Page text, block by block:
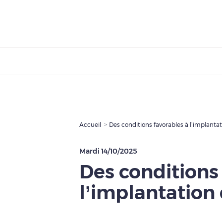
Accueil Des conditions favorables à
Mardi 14/10/2025
Des
l’implantation